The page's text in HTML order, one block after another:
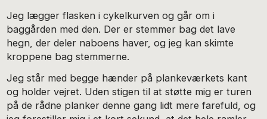
Jeg lægger flasken i cykelkurven og går om i
baggården med den. Der er stemmer bag det lave
hegn, der deler naboens haver, og jeg kan skimte
kroppene bag stemmerne.
Jeg står med begge hænder på plankeværkets kant
og holder vejret. Uden stigen til at støtte mig er turen
på de rådne planker denne gang lidt mere farefuld, og